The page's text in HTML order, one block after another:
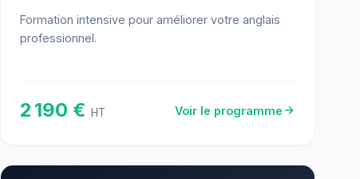
Formation intensive pour améliorer votre anglais
professionnel.
2 190 €HT Voir le programme